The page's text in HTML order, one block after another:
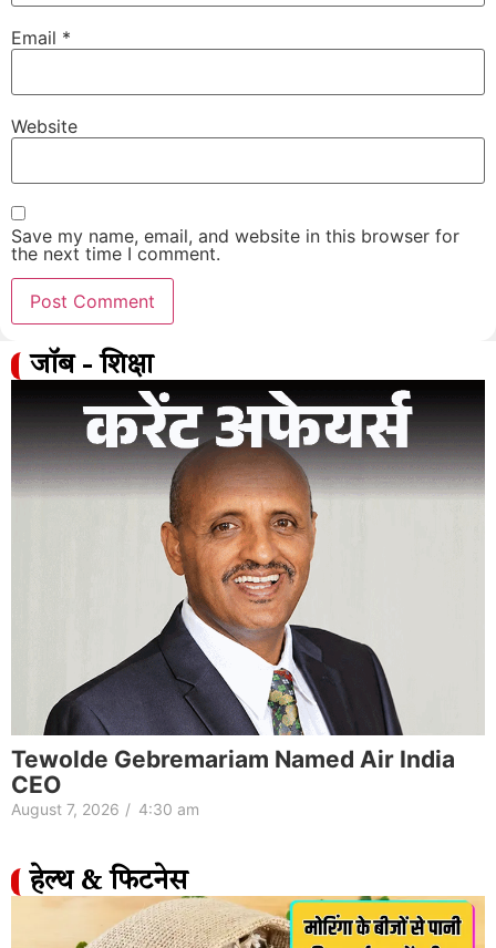
Email *
Website
Save my name, email, and website in this browser for
the next time I comment.
जॉब - शिक्षा
Tewolde Gebremariam Named Air India
CEO
August 7, 2026 / 4:30 am
हेल्थ & फिटनेस